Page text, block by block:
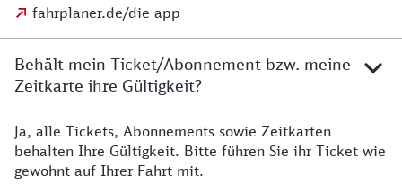
fahrplaner.de/die-app
Behält mein Ticket/Abonnement bzw. meine
Zeitkarte ihre Gültigkeit?
Details zur Zeitkarte
Ja, alle Tickets, Abonnements sowie Zeitkarten
behalten Ihre Gültigkeit. Bitte führen Sie ihr Ticket wie
gewohnt auf Ihrer Fahrt mit.